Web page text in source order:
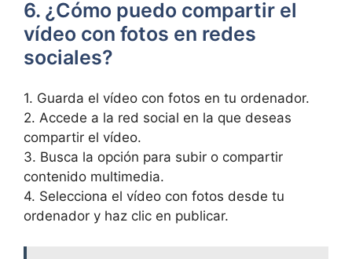
6. ¿Cómo puedo compartir el
vídeo con fotos en redes
sociales?
1. ‍Guarda​ el‍ vídeo⁣ con‍ fotos en tu ordenador.
2. Accede a la red social⁤ en la que deseas
compartir el ​vídeo.
3. Busca ​la opción ‍para subir o compartir
contenido ⁤multimedia.
4. Selecciona el vídeo con​ fotos desde tu
ordenador y haz clic en publicar.